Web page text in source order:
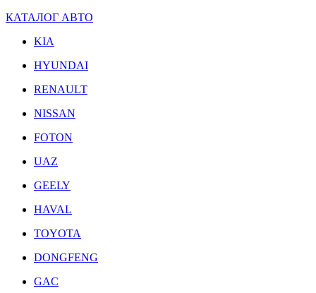
КАТАЛОГ АВТО
KIA
HYUNDAI
RENAULT
NISSAN
FOTON
UAZ
GEELY
HAVAL
TOYOTA
DONGFENG
GAC